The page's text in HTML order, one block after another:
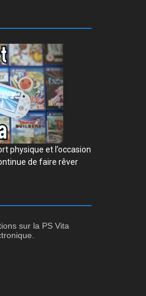
physique et l’occasion
de faire rêver
sur la PS Vita